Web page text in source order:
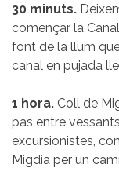
30 minuts.
començar la
font de la llum
canal en pujada
1 hora. Coll de
pas entre
excursionistes,
Migdia per un